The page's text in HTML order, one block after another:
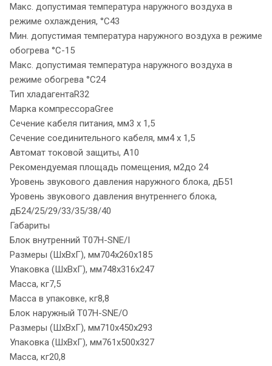
Макс. допустимая температура наружного воздуха в
режиме охлаждения, °С43
Мин. допустимая температура наружного воздуха в режиме
обогрева °С-15
Макс. допустимая температура наружного воздуха в
режиме обогрева °С24
Тип хладагентаR32
Марка компрессораGree
Сечение кабеля питания, мм3 х 1,5
Сечение соединительного кабеля, мм4 х 1,5
Автомат токовой защиты, A10
Рекомендуемая площадь помещения, м2до 24
Уровень звукового давления наружного блока, дБ51
Уровень звукового давления внутреннего блока,
дБ24/25/29/33/35/38/40
Габариты
Блок внутренний T07H-SNE/I
Размеры (ШхВхГ), мм704x260x185
Упаковка (ШхВхГ), мм748x316x247
Масса, кг7,5
Масса в упаковке, кг8,8
Блок наружный T07H-SNE/O
Размеры (ШхВхГ), мм710x450x293
Упаковка (ШхВхГ), мм761x500x327
Масса, кг20,8